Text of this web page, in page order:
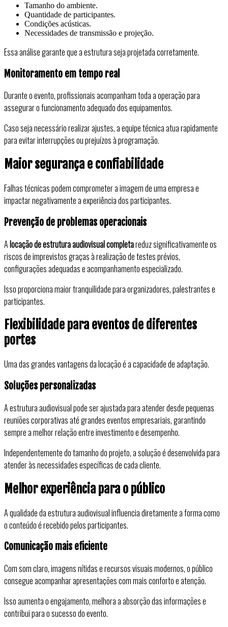
Tamanho do ambiente.
Quantidade de participantes.
Condições acústicas.
Necessidades de transmissão e projeção.
Essa análise garante que a estrutura seja projetada corretamente.
Monitoramento em tempo real
Durante o evento, profissionais acompanham toda a operação para
assegurar o funcionamento adequado dos equipamentos.
Caso seja necessário realizar ajustes, a equipe técnica atua rapidamente
para evitar interrupções ou prejuízos à programação.
Maior segurança e confiabilidade
Falhas técnicas podem comprometer a imagem de uma empresa e
impactar negativamente a experiência dos participantes.
Prevenção de problemas operacionais
Alocação de estrutura audiovisual completareduz significativamente os
riscos de imprevistos graças à realização de testes prévios,
configurações adequadas e acompanhamento especializado.
Isso proporciona maior tranquilidade para organizadores, palestrantes e
participantes.
Flexibilidade para eventos de diferentes
portes
Uma das grandes vantagens da locação é a capacidade de adaptação.
Soluções personalizadas
A estrutura audiovisual pode ser ajustada para atender desde pequenas
reuniões corporativas até grandes eventos empresariais, garantindo
sempre a melhor relação entre investimento e desempenho.
Independentemente do tamanho do projeto, a solução é desenvolvida para
atender às necessidades específicas de cada cliente.
Melhor experiência para o público
A qualidade da estrutura audiovisual influencia diretamente a forma como
o conteúdo é recebido pelos participantes.
Comunicação mais eficiente
Com som claro, imagens nítidas e recursos visuais modernos, o público
consegue acompanhar apresentações com mais conforto e atenção.
Isso aumenta o engajamento, melhora a absorção das informações e
contribui para o sucesso do evento.